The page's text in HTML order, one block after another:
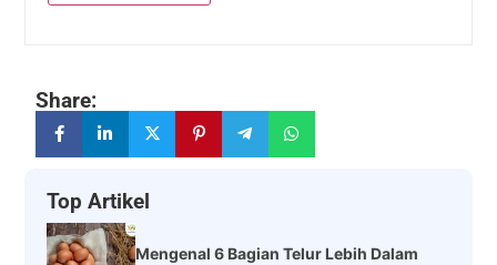
Share:
Top Artikel
Mengenal 6 Bagian Telur Lebih Dalam